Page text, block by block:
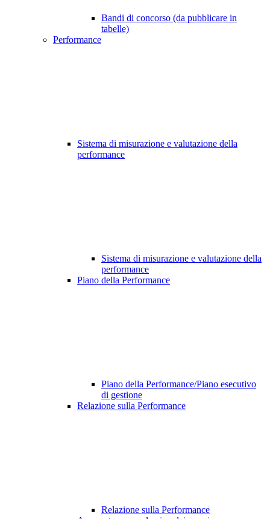
Bandi di concorso (da pubblicare in
tabelle)
Performance
Sistema di misurazione e valutazione della
performance
Sistema di misurazione e valutazione della
performance
Piano della Performance
Piano della Performance/Piano esecutivo
di gestione
Relazione sulla Performance
Relazione sulla Performance